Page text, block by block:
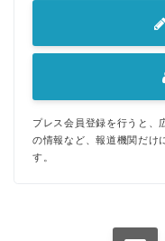
プレス会員登録を行うと、
の情報など、報道機関だけ
す。